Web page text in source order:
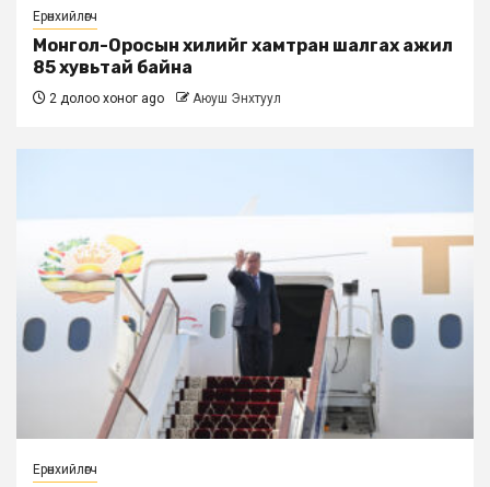
Ерөнхийлөгч
Монгол-Оросын хилийг хамтран шалгах ажил
85 хувьтай байна
2 долоо хоног ago Аюуш Энхтуул
Ерөнхийлөгч